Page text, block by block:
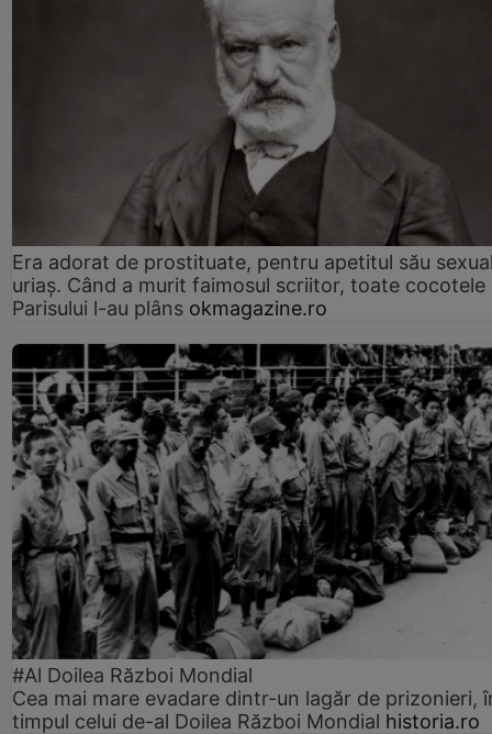
Era adorat de prostituate, pentru apetitul său
uriaș. Când a murit faimosul scriitor, toate cocotele
Parisului l-au plâns okmagazine.ro
#Al Doilea Război Mondial
Cea mai mare evadare dintr-un lagăr de prizonieri,
timpul celui de-al Doilea Război Mondial historia.ro